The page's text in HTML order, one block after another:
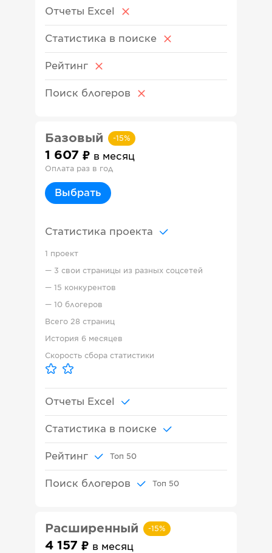
Отчеты Excel
Статистика в поиске
Рейтинг
Поиск блогеров
Базовый -15%
1 607 в месяц
Оплата раз в год
Выбрать
Статистика проекта
1 проект
— 3 свои страницы из разных соцсетей
— 15 конкурентов
— 10 блогеров
Всего 28 страниц
История 6 месяцев
Скорость сбора статистики
Отчеты Excel
Статистика в поиске
Рейтинг Топ 50
Поиск блогеров Топ 50
Расширенный -15%
4 157 в месяц